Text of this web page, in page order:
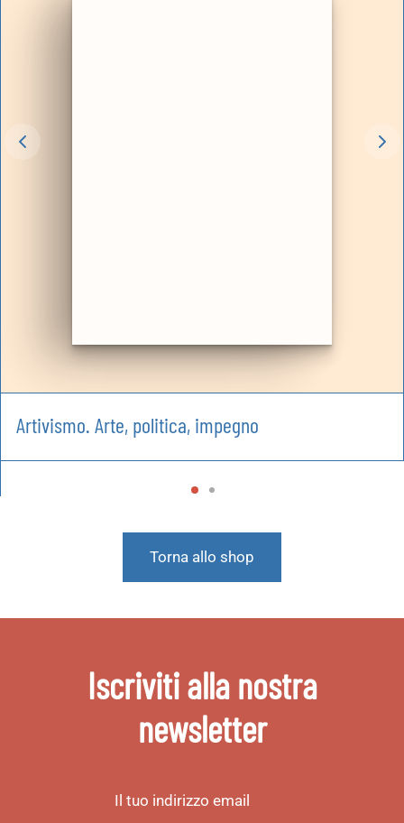
Artivismo. Arte, politica, impegno
Torna allo shop
Iscriviti alla nostra
newsletter